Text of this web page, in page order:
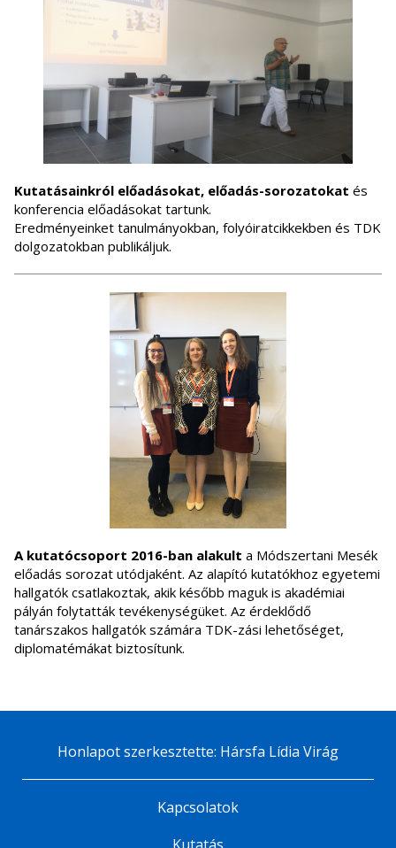
Kutatásainkról előadásokat, előadás-sorozatokat és
konferencia előadásokat tartunk.
Eredményeinket tanulmányokban, folyóiratcikkekben és TDK
dolgozatokban publikáljuk.
A kutatócsoport 2016-ban alakult a Módszertani Mesék
előadás sorozat utódjaként. Az alapító kutatókhoz egyetemi
hallgatók csatlakoztak, akik később maguk is akadémiai
pályán folytatták tevékenységüket. Az érdeklődő
tanárszakos hallgatók számára TDK-zási lehetőséget,
diplomatémákat biztosítunk.
Honlapot szerkesztette: Hársfa Lídia Virág
Kapcsolatok